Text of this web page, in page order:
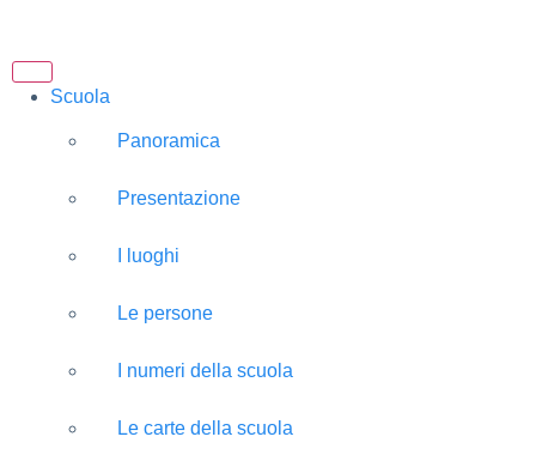
Scuola
Panoramica
Presentazione
I luoghi
Le persone
I numeri della scuola
Le carte della scuola